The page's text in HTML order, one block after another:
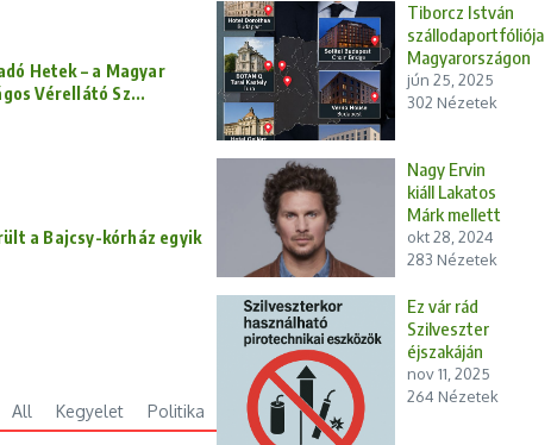
Viktor -
Európai
Takács Péter
körülmények
között.
Hetek – a Magyar
Vérellátó Sz...
a Bajcsy-kórház egyik
All Kegyelet Politika
Tiborcz István
szállodaportfóliója
Magyarországon
jún 25, 2025
302 Nézetek
Nagy Ervin
kiáll Lakatos
Márk mellett
okt 28, 2024
283 Nézetek
Ez vár rád
Szilveszter
éjszakáján
nov 11, 2025
264 Nézetek